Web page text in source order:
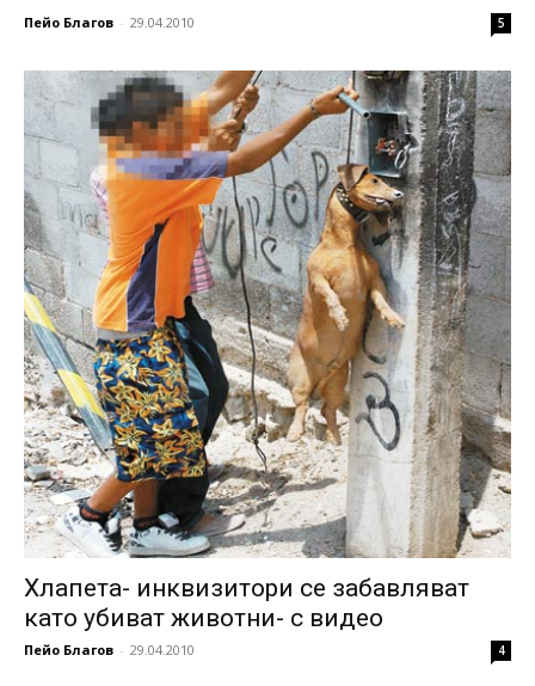
Пейо Благов - 29.04.2010 5
Хлапета- инквизитори се забавляват
като убиват животни- с видео
Пейо Благов - 29.04.2010 4